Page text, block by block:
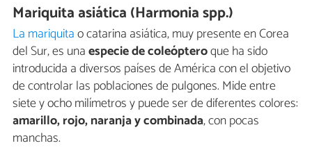
Mariquita asiática (Harmonia spp.)
La mariquitao catarina asiática, muy presente en Corea
del Sur, es unaespecie de coleópteroque ha sido
introducida a diversos países de América con el objetivo
de controlar las poblaciones de pulgones. Mide entre
siete y ocho milímetros y puede ser de diferentes colores:
amarillo, rojo, naranja y combinada, con pocas
manchas.